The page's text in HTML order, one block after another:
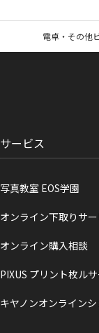
電卓・その他
サービス
写真教室 EOS学園
オンライン下取りサ
オンライン購入相談
PIXUS プリント枚ル
キヤノンオンライン